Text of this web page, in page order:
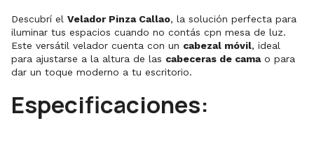
Descubrí el Velador Pinza Callao, la solución perfecta para
iluminar tus espacios cuando no contás cpn mesa de luz.
Este versátil velador cuenta con un cabezal móvil, ideal
para ajustarse a la altura de las cabeceras de camao para
dar un toque moderno a tu escritorio.
Especificaciones: